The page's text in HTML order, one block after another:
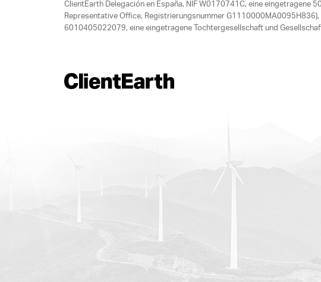
ClientEarth Delegación en España, NIF W0170741C, eine eingetragene
Representative Office, Registrierungsnummer
6010405022079, eine eingetragene Tochtergesellschaft und